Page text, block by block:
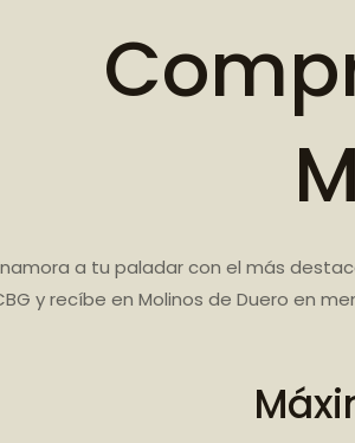
a tu paladar con el más
y recíbe en Molinos de Duero en